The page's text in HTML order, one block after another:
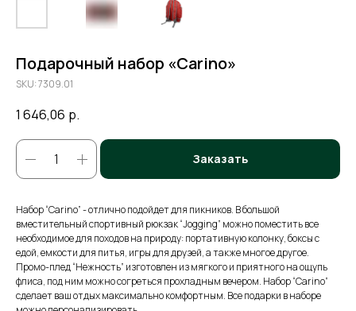
Подарочный набор «Carino»
SKU:7309.01
1 646,06 р.
Заказать
Набор “Carino” - отлично подойдет для пикников. В большой
вместительный спортивный рюкзак “Jogging” можно поместить все
необходимое для походов на природу: портативную колонку, боксы с
едой, емкости для питья, игры для друзей, а также многое другое.
Промо-плед “Нежность” изготовлен из мягкого и приятного на ощупь
флиса, под ним можно согреться прохладным вечером. Набор “Carino”
сделает ваш отдых максимально комфортным. Все подарки в наборе